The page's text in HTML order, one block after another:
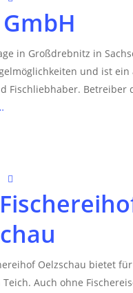
in Großdrebnitz in
und ist ein
Fischliebhaber. Betreiber
Oelzschau bietet
Auch ohne